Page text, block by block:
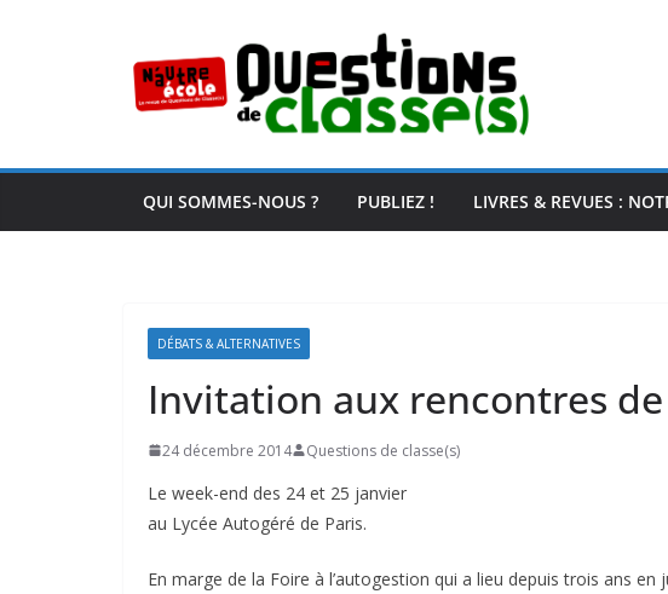
QUI SOMMES-NOUS ? PUBLIEZ ! LIVRES & REVUES :
DÉBATS & ALTERNATIVES
Invitation aux rencontres de
24 décembre 2014 Questions de classe(s)
Le week-end des 24 et 25 janvier
au Lycée Autogéré de Paris.
En marge de la Foire à l’autogestion qui a lieu depuis trois ans